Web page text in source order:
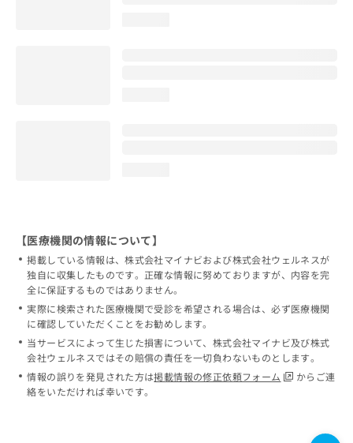
【医療機関の情報について】
掲載している情報は、株式会社マイナビおよび株式会社ウェルネスが
独自に収集したものです。正確な情報に努めておりますが、内容を完
全に保証するものではありません。
実際に検索された医療機関で受診を希望される場合は、必ず医療機関
に確認していただくことをお勧めします。
当サービスによって生じた損害について、株式会社マイナビ及び株式
会社ウェルネスではその賠償の責任を一切負わないものとします。
情報の誤りを発見された方は掲載情報の修正依頼フォーム
からご連
絡をいただければ幸いです。